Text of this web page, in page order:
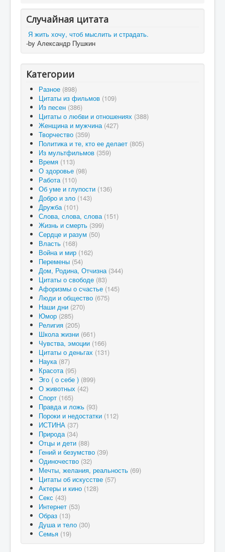
Случайная цитата
Я жить хочу, чтоб мыслить и страдать.
-by Александр Пушкин
Категории
Разное (898)
Цитаты из фильмов (109)
Из песен (386)
Цитаты о любви и отношениях (388)
Женщина и мужчина (427)
Творчество (359)
Политика и те, кто ее делает (805)
Из мультфильмов (359)
Время (113)
О здоровье (98)
Работа (110)
Об уме и глупости (136)
Добро и зло (143)
Дружба (101)
Слова, слова, слова (151)
Жизнь и смерть (399)
Сердце и разум (50)
Власть (168)
Война и мир (162)
Перемены (54)
Дом, Родина, Отчизна (344)
Цитаты о свободе (83)
Афоризмы о счастье (145)
Люди и общество (675)
Наши дни (270)
Юмор (285)
Религия (205)
Школа жизни (661)
Чувства, эмоции (166)
Цитаты о деньгах (131)
Наука (87)
Красота (95)
Эго ( о себе ) (899)
О животных (42)
Спорт (165)
Правда и ложь (93)
Пороки и недостатки (112)
ИСТИНА (37)
Природа (34)
Отцы и дети (88)
Гений и безумство (39)
Одиночество (32)
Мечты, желания, реальность (69)
Цитаты об искусстве (57)
Актеры и кино (128)
Секс (43)
Интернет (53)
Образ (13)
Душа и тело (30)
Семья (19)